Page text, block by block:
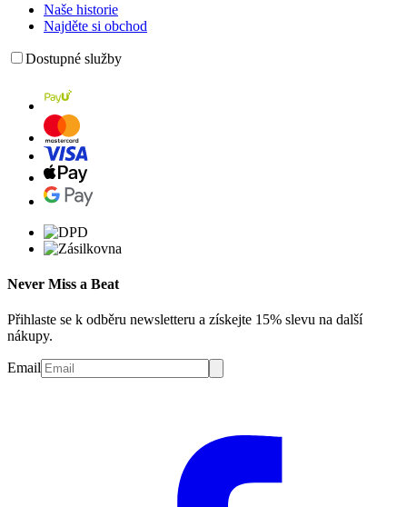
Naše historie
Najděte si obchod
Dostupné služby
Never Miss a Beat
Přihlaste se k odběru newsletteru a získejte 15% slevu na další
nákupy.
Email